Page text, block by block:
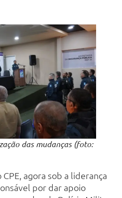
das mudanças (foto:
agora sob a liderança
por dar apoio